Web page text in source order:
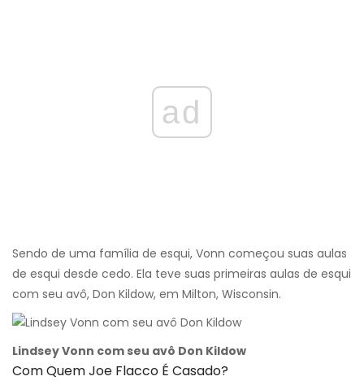
ad
Sendo de uma família de esqui, Vonn começou suas aulas
de esqui desde cedo. Ela teve suas primeiras aulas de esqui
com seu avô, Don Kildow, em Milton, Wisconsin.
Lindsey Vonn com seu avô Don Kildow
Com Quem Joe Flacco É Casado?